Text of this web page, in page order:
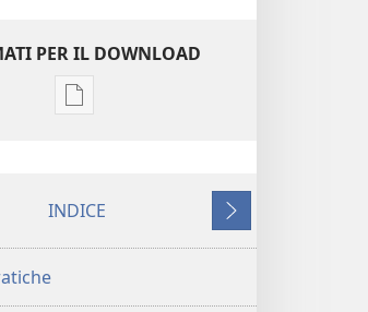
PER IL DOWNLOAD
Opzioni
delle
INDICE
Successivo